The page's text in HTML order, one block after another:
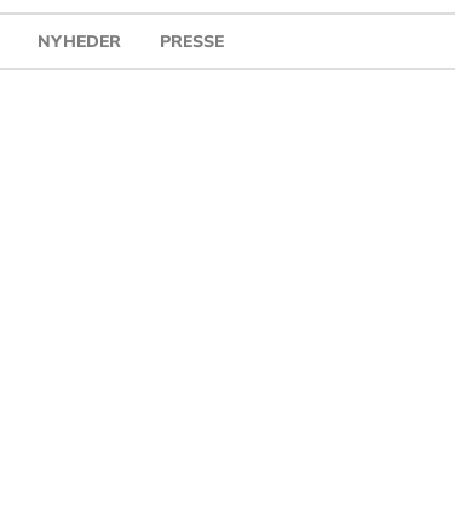
NYHEDER PRESSE